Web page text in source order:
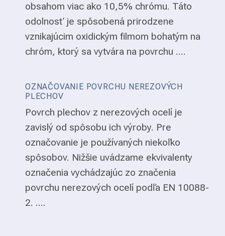
obsahom viac ako 10,5% chrómu. Táto
odolnosť je spôsobená prirodzene
vznikajúcim oxidickým filmom bohatým na
chróm, ktorý sa vytvára na povrchu ....
OZNAČOVANIE POVRCHU NEREZOVÝCH
PLECHOV
Povrch plechov z nerezových ocelí je
zavislý od spôsobu ich výroby. Pre
označovanie je používaných niekoľko
spôsobov. Nižšie uvádzame ekvivalenty
označenia vychádzajúc zo značenia
povrchu nerezových ocelí podľa EN 10088-
2. ....